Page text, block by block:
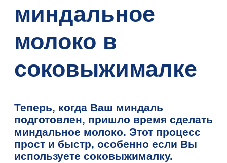
миндальное
молоко в
соковыжималке
Теперь, когда Ваш миндаль
подготовлен, пришло время сделать
миндальное молоко. Этот процесс
прост и быстр, особенно если Вы
используете соковыжималку.